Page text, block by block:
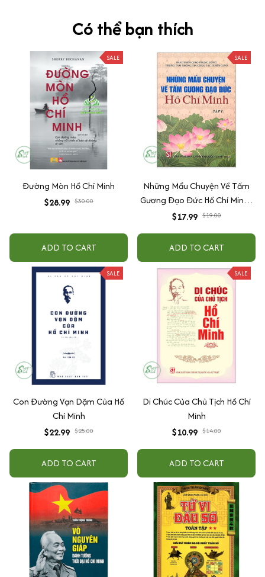
Có thể bạn thích
SALE
Đường Mòn Hồ Chí Minh
$28.99 $30.00
ADD TO CART
SALE
Những Mẩu Chuyện Về Tấm
Gương Đạo Đức Hồ Chí Minh -
Tập 1
$17.99 $19.00
ADD TO CART
SALE
Con Đường Vạn Dặm Của Hồ
Chí Minh
$22.99 $25.00
ADD TO CART
SALE
Di Chúc Của Chủ Tịch Hồ Chí
Minh
$10.99 $14.00
ADD TO CART